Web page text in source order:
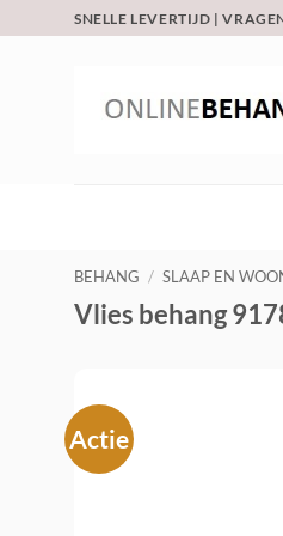
naar
SNELLE LEVERTIJD |
BEHANG / SLAAP EN
Vlies behang
Actie